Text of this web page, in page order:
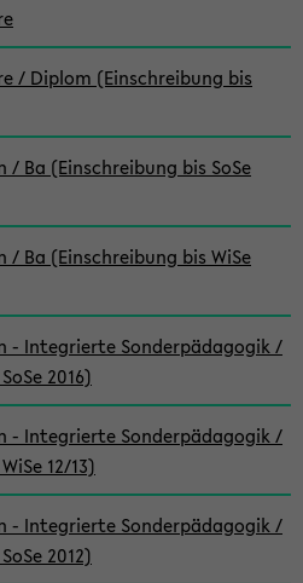
/ Diplom (Einschreibung bis
/ Ba (Einschreibung bis SoSe
/ Ba (Einschreibung bis WiSe
- Integrierte Sonderpädagogik /
2016)
- Integrierte Sonderpädagogik /
12/13)
- Integrierte Sonderpädagogik /
2012)